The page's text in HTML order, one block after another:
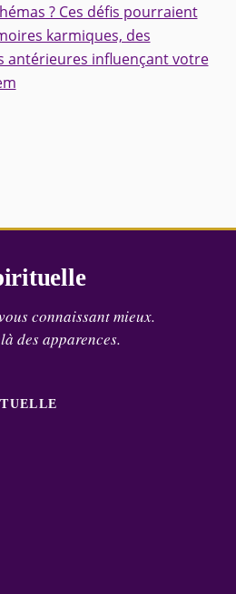
? Ces défis pourraient
karmiques, des
antérieures influençant votre
connaissant mieux.
des apparences.